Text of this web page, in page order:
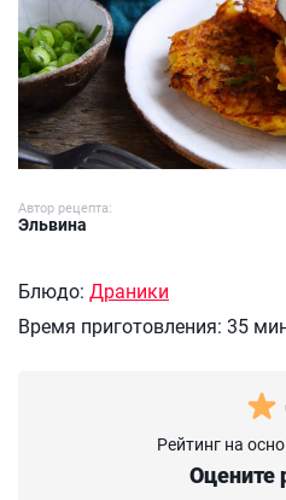
Автор рецепта:
Эльвина
Блюдо: Драники
Время приготовления: 35
Рейтинг на
Оцените